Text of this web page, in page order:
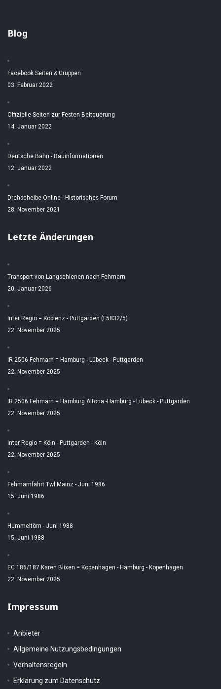
Blog
Facebook Seiten & Gruppen
03. Februar 2022
Offizielle Seiten zur Festen Beltquerung
14. Januar 2022
Deutsche Bahn - Bauinformationen
12. Januar 2022
Drehscheibe Online - Historisches Forum
28. November 2021
Letzte Änderungen
Transport von Langschienen nach Fehmarn
20. Januar 2026
Inter Regio = Koblenz - Puttgarden (F5832/5)
22. November 2025
IR 2506 Fehmarn = Hamburg - Lübeck - Puttgarden
22. November 2025
IR 2506 Fehmarn = Hamburg Altona -Hamburg - Lübeck - Puttgarden
22. November 2025
Inter Regio = Köln - Puttgarden - Köln
22. November 2025
Fehmarnfahrt Twl Mainz - Juni 1986
15. Juni 1986
Hummeltörn - Juni 1988
15. Juni 1988
EC 186/187 Karen Blixen = Kopenhagen - Hamburg - Kopenhagen
22. November 2025
Impressum
Anbieter
Allgemeine Nutzungsbedingungen
Verhaltensregeln
Erklärung zum Datenschutz